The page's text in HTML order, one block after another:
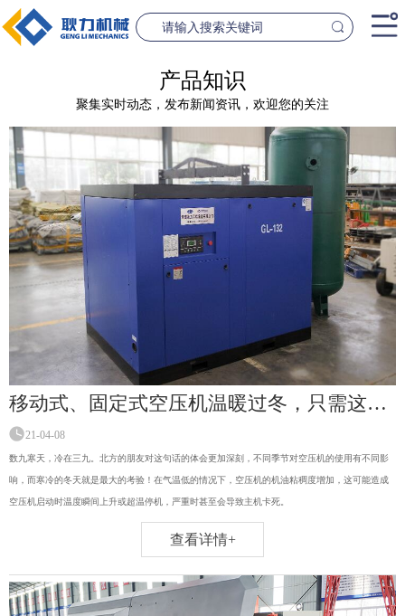
桥梁设备
GL1500-2500数控钢筋笼滚焊机
查看更多
隧道设
GL2300隧道网
查看更
产品中心
案例中心
联系我们
新闻资讯
公司简介
产品知识
聚集实时动态，发布新闻资讯，欢迎您的关注
移动式、固定式空压机温暖过冬，只需这几招！
21-04-08
数九寒天，冷在三九。北方的朋友对这句话的体会更加深刻，不同季节对空压机的使用有不同影
响，而寒冷的冬天就是最大的考验！在气温低的情况下，空压机的机油粘稠度增加，这可能造成
空压机启动时温度瞬间上升或超温停机，严重时甚至会导致主机卡死。
查看详情+